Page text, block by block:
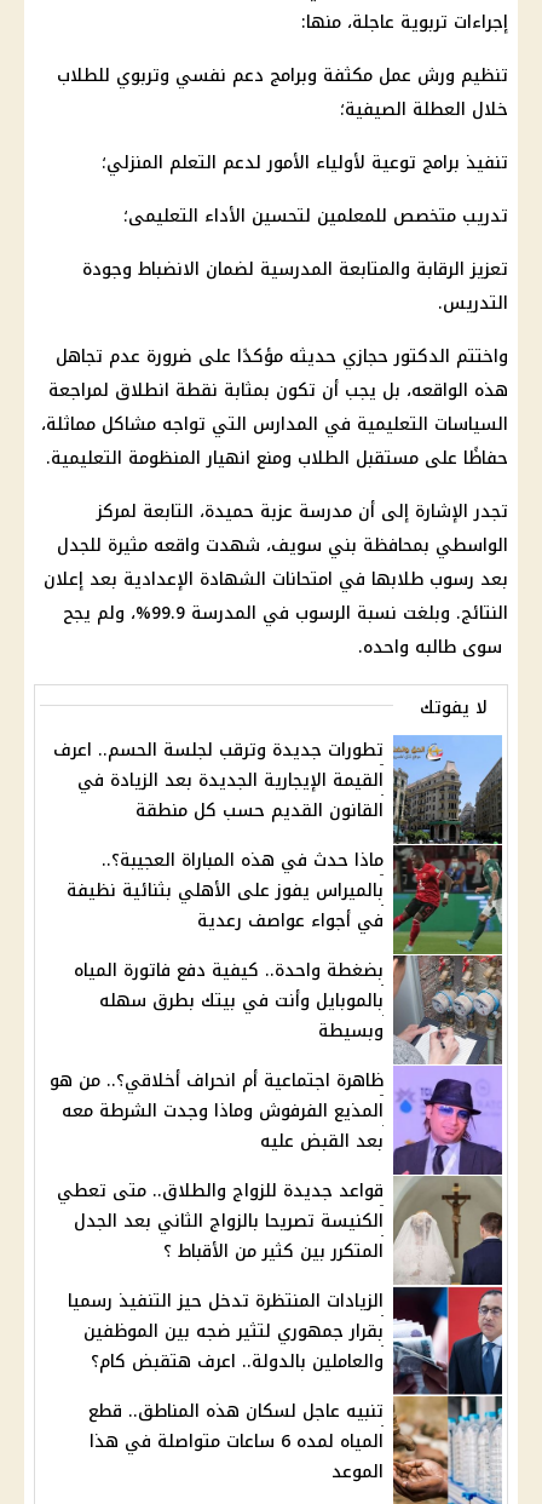
إجراءات تربوية عاجلة، منها:
تنظيم ورش عمل مكثفة وبرامج دعم نفسي وتربوي للطلاب
خلال العطلة الصيفية؛
تنفيذ برامج توعية لأولياء الأمور لدعم التعلم المنزلي؛
تدريب متخصص للمعلمين لتحسين الأداء التعليمى؛
تعزيز الرقابة والمتابعة المدرسية لضمان الانضباط وجودة
التدريس.
واختتم الدكتور حجازي حديثه مؤكدًا على ضرورة عدم تجاهل
هذه الواقعه، بل يجب أن تكون بمثابة نقطة انطلاق لمراجعة
السياسات التعليمية في المدارس التي تواجه مشاكل مماثلة،
حفاظًا على مستقبل الطلاب ومنع انهيار المنظومة التعليمية.
تجدر الإشارة إلى أن مدرسة عزبة حميدة، التابعة لمركز
الواسطي بمحافظة بني سويف، شهدت واقعه مثيرة للجدل
بعد رسوب طلابها في امتحانات الشهادة الإعدادية بعد إعلان
النتائج. وبلغت نسبة الرسوب في المدرسة 99.9%، ولم يجح
سوى طالبه واحده.
لا يفوتك
تطورات جديدة وترقب لجلسة الحسم.. اعرف
القيمة الإيجارية الجديدة بعد الزيادة في
القانون القديم حسب كل منطقة
ماذا حدث في هذه المباراة العجيبة؟..
بالميراس يفوز على الأهلي بثنائية نظيفة
في أجواء عواصف رعدية
بضغطة واحدة.. كيفية دفع فاتورة المياه
بالموبايل وأنت في بيتك بطرق سهله
وبسيطة
ظاهرة اجتماعية أم انحراف أخلاقي؟.. من هو
المذيع الفرفوش وماذا وجدت الشرطة معه
بعد القبض عليه
قواعد جديدة للزواج والطلاق.. متى تعطي
الكنيسة تصريحا بالزواج الثاني بعد الجدل
المتكرر بين كثير من الأقباط ؟
الزيادات المنتظرة تدخل حيز التنفيذ رسميا
بقرار جمهوري لتثير ضجه بين الموظفين
والعاملين بالدولة.. اعرف هتقبض كام؟
تنبيه عاجل لسكان هذه المناطق.. قطع
المياه لمده 6 ساعات متواصلة في هذا
الموعد